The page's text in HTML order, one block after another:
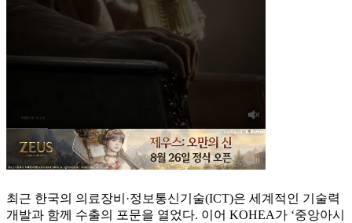
최근 한국의 의료장비·정보통신기술(ICT)은 세계적인 기술력
개발과 함께 수출의 포문을 열었다. 이어 KOHEA가 ‘중앙아시